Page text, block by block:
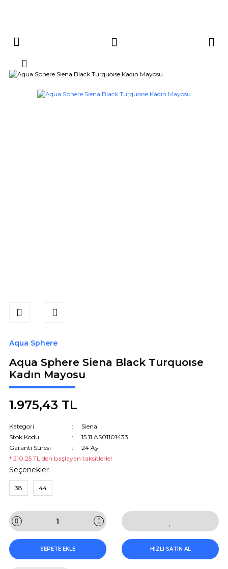
Aqua Sphere
Aqua Sphere Siena Black Turquoıse
Kadın Mayosu
1.975,43 TL
Kategori
Siena
Stok Kodu
15.11.AS01101433
Garanti Süresi
24 Ay
* 210,25 TL den başlayan taksitlerle!
Seçenekler
38 44
SEPETE EKLE HIZLI SATIN AL